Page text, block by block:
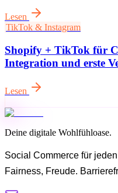
Lesen
TikTok & Instagram
Shopify + TikTok für
Integration und erste
Lesen
Deine digitale Wohlfühloase.
Social Commerce für
Fairness, Freude.